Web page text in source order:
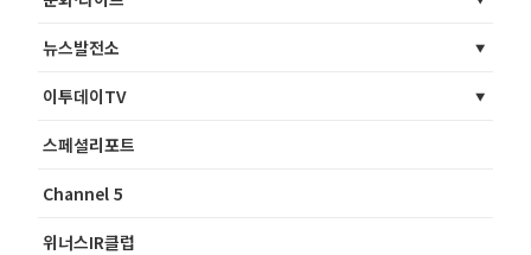
뉴스발전소
이투데이TV
스페셜리포트
Channel 5
위너스IR클럽